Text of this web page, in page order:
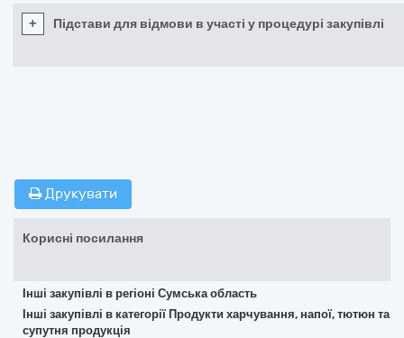
+ Підстави для відмови в участі у процедурі закупівлі
Друкувати
Корисні посилання
Інші закупівлі в регіоні Сумська область
Інші закупівлі в категорії Продукти харчування, напої, тютюн та
супутня продукція